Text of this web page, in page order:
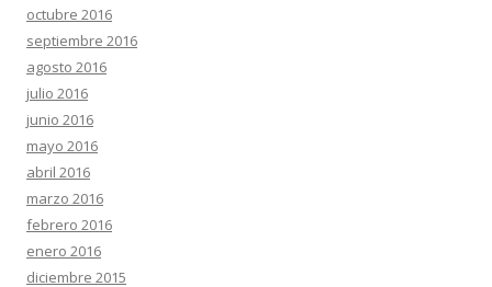
octubre 2016
septiembre 2016
agosto 2016
julio 2016
junio 2016
mayo 2016
abril 2016
marzo 2016
febrero 2016
enero 2016
diciembre 2015